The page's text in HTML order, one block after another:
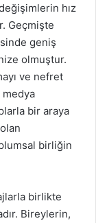
hız
Geçmişte
geniş
olmuştur.
ve nefret
bir araya
birliğin
birlikte
Bireylerin,